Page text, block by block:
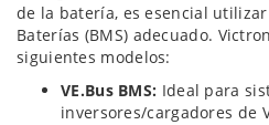
de la batería, es esencial
Baterías (BMS) adecuado.
siguientes modelos:
VE.Bus BMS: Ideal para
inversores/cargadores de